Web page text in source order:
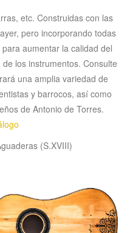
etc. Construidas con las
pero incorporando todas
aumentar la calidad del
los instrumentos. Consulte
una amplia variedad de
y barrocos, así como
de Antonio de Torres.
(S.XVIII)